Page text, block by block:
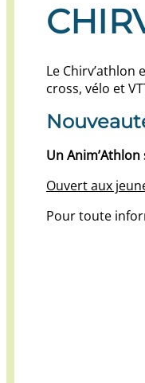
Le
cross, vélo et
Un
Ouvert aux
Pour toute